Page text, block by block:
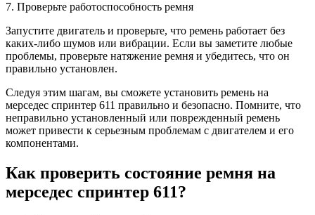
7. Проверьте работоспособность ремня
Запустите двигатель и проверьте, что ремень работает без
каких-либо шумов или вибрации. Если вы заметите любые
проблемы, проверьте натяжение ремня и убедитесь, что он
правильно установлен.
Следуя этим шагам, вы сможете установить ремень на
мерседес спринтер 611 правильно и безопасно. Помните, что
неправильно установленный или поврежденный ремень
может привести к серьезным проблемам с двигателем и его
компонентами.
Как проверить состояние ремня на
мерседес спринтер 611?